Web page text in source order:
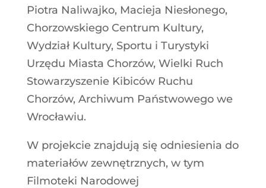
Piotra Naliwajko, Macieja Niesłonego,
Chorzowskiego Centrum Kultury,
Wydział Kultury, Sportu i Turystyki
Urzędu Miasta Chorzów, Wielki Ruch
Stowarzyszenie Kibiców Ruchu
Chorzów, Archiwum Państwowego we
Wrocławiu.
W projekcie znajdują się odniesienia do
materiałów zewnętrznych, w tym
Filmoteki Narodowej